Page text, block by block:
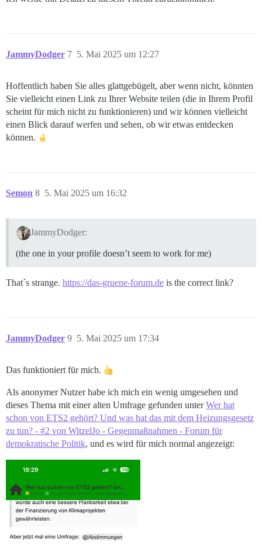
JammyDodger 5. Mai 2025 um 12:27
7
Hoffentlich haben Sie alles glattgebügelt, aber wenn nicht, könnten
Sie vielleicht einen Link zu Ihrer Website teilen (die in Ihrem Profil
scheint für mich nicht zu funktionieren) und wir können vielleicht
einen Blick darauf werfen und sehen, ob wir etwas entdecken
können.
Semon 5. Mai 2025 um 16:32
8
JammyDodger:
(the one in your profile doesn’t seem to work for me)
That´s strange. https://das-gruene-forum.de is the correct link?
JammyDodger 5. Mai 2025 um 17:34
9
Das funktioniert für mich.
Als anonymer Nutzer habe ich mich ein wenig umgesehen und
dieses Thema mit einer alten Umfrage gefunden unterWer hat
schon von ETS2 gehört? Und was hat das mit dem Heizungsgesetz
zu tun? - #2 von WitzelJo - Gegenmaßnahmen - Forum für
demokratische Politik, und es wird für mich normal angezeigt: